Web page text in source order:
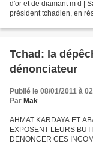
d'or et de diamant m d |
président tchadien, en
Tchad: la
dénonciateur
Publié le 08/01/2011 à
Par Mak
AHMAT KARDAYA ET
EXPOSENT LEURS
DENONCER CES